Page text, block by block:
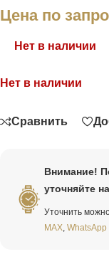
Цена по
Нет в наличии
Нет в наличии
Сравнить
Внимание!
уточняйте
Уточнить
MAX WhatsApp